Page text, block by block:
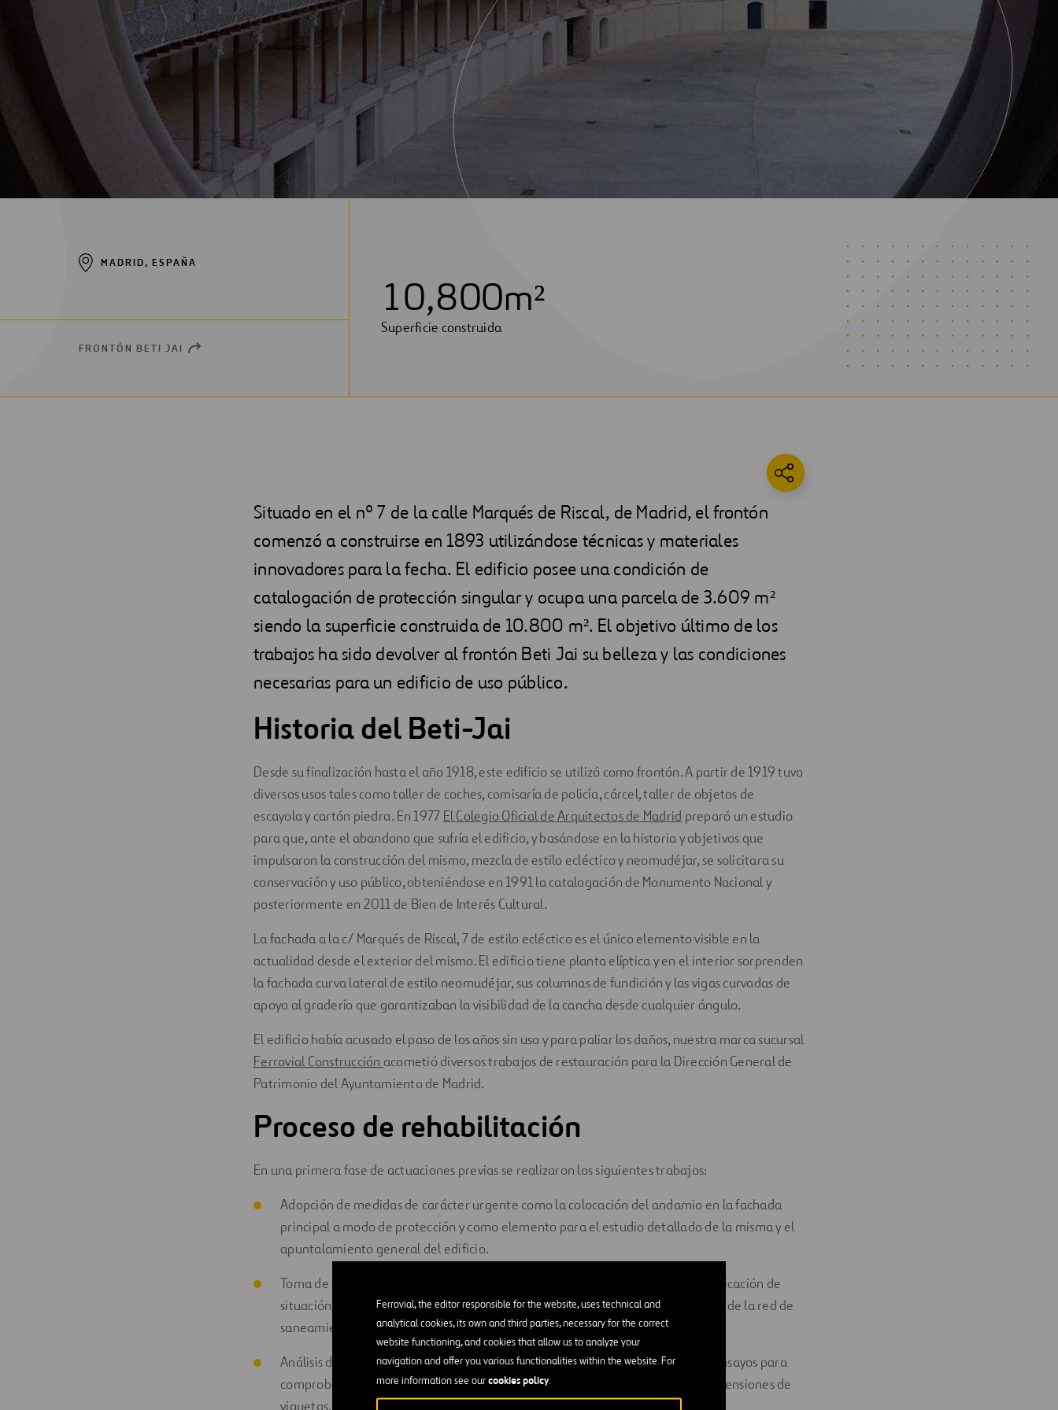
Ferrovial, the editor responsible for the website, uses technical and
analytical cookies, its own and third parties, necessary for the correct
website functioning, and cookies that allow us to analyze your
navigation and offer you various functionalities within the website. For
more information see ourcookies policy.
Digitalización
MADRID, ESPAÑA
FRONTÓN BETI JAI OPEN
10,800m²
Superficie construida
Situado en el nº 7 de la calle Marqués de Riscal, de Madrid, el frontón
comenzó a construirse en 1893 utilizándose técnicas y materiales
innovadores para la fecha. El edificio posee una condición de
catalogación de protección singular y ocupa una parcela de 3.609 m²
siendo la superficie construida de 10.800 m². El objetivo último de los
trabajos ha sido devolver al frontón Beti Jai su belleza y las condiciones
necesarias para un edificio de uso público.
Historia del Beti-Jai
Desde su finalización hasta el año 1918, este edificio se utilizó como frontón. A partir de 1919 tuvo
diversos usos tales como taller de coches, comisaría de policía, cárcel, taller de objetos de
escayola y cartón piedra. En 1977 El Colegio Oficial de Arquitectos de Madrid preparó un estudio
para que, ante el abandono que sufría el edificio, y basándose en la historia y objetivos que
impulsaron la construcción del mismo, mezcla de estilo ecléctico y neomudéjar, se solicitara su
conservación y uso público, obteniéndose en 1991 la catalogación de Monumento Nacional y
posteriormente en 2011 de Bien de Interés Cultural.
La fachada a la c/ Marqués de Riscal, 7 de estilo ecléctico es el único elemento visible en la
actualidad desde el exterior del mismo. El edificio tiene planta elíptica y en el interior sorprenden
la fachada curva lateral de estilo neomudéjar, sus columnas de fundición y las vigas curvadas de
apoyo al graderío que garantizaban la visibilidad de la cancha desde cualquier ángulo.
El edificio había acusado el paso de los años sin uso y para paliar los daños, nuestra marca sucursal
Ferrovial Construcción acometió diversos trabajos de restauración para la Dirección General de
Patrimonio del Ayuntamiento de Madrid.
Proceso de rehabilitación
En una primera fase de actuaciones previas se realizaron los siguientes trabajos:
Adopción de medidas de carácter urgente como la colocación del andamio en la fachada
principal a modo de protección y como elemento para el estudio detallado de la misma y el
apuntalamiento general del edificio.
Toma de datos. Se realizó el levantamiento planimétrico y topográfico, con indicación de
situación de estructura real, desplomes de muros, figuraciones, etc. y el estudio de la red de
saneamiento.
Análisis del estado de la estructura y la cimentación con ejecución de catas y ensayos para
comprobar los niveles de apoyo de los muros de carga del edificio, estado y dimensiones de
viguetas, muros y más.